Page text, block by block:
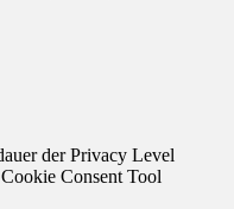
der Privacy Level
Consent Tool